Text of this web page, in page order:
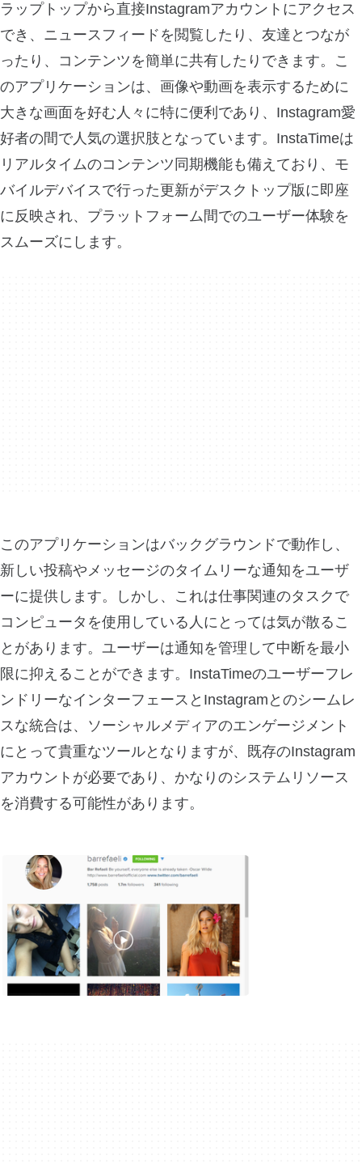
ラップトップから直接Instagramアカウントにアクセス
でき、ニュースフィードを閲覧したり、友達とつなが
ったり、コンテンツを簡単に共有したりできます。こ
のアプリケーションは、画像や動画を表示するために
大きな画面を好む人々に特に便利であり、Instagram愛
好者の間で人気の選択肢となっています。InstaTimeは
リアルタイムのコンテンツ同期機能も備えており、モ
バイルデバイスで行った更新がデスクトップ版に即座
に反映され、プラットフォーム間でのユーザー体験を
スムーズにします。
このアプリケーションはバックグラウンドで動作し、
新しい投稿やメッセージのタイムリーな通知をユーザ
ーに提供します。しかし、これは仕事関連のタスクで
コンピュータを使用している人にとっては気が散るこ
とがあります。ユーザーは通知を管理して中断を最小
限に抑えることができます。InstaTimeのユーザーフレ
ンドリーなインターフェースとInstagramとのシームレ
スな統合は、ソーシャルメディアのエンゲージメント
にとって貴重なツールとなりますが、既存のInstagram
アカウントが必要であり、かなりのシステムリソース
を消費する可能性があります。